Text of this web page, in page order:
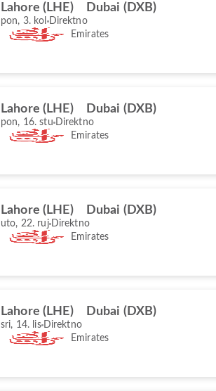
Lahore (LHE) Dubai (DXB)
pon, 3. kol Direktno
Emirates
Lahore (LHE) Dubai (DXB)
pon, 16. stu Direktno
Emirates
Lahore (LHE) Dubai (DXB)
uto, 22. ruj Direktno
Emirates
Lahore (LHE) Dubai (DXB)
sri, 14. lis Direktno
Emirates